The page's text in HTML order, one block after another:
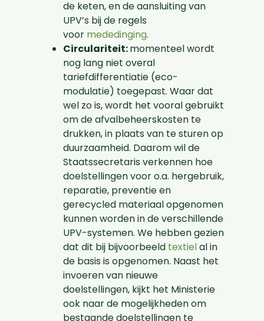
de keten, en de aansluiting van
UPV’s bij de regels
voor mededinging.
Circulariteit:momenteel wordt
nog lang niet overal
tariefdifferentiatie (eco-
modulatie) toegepast. Waar dat
wel zo is, wordt het vooral gebruikt
om de afvalbeheerskosten te
drukken, in plaats van te sturen op
duurzaamheid. Daarom wil de
Staatssecretaris verkennen hoe
doelstellingen voor o.a. hergebruik,
reparatie, preventie en
gerecycled materiaal opgenomen
kunnen worden in de verschillende
UPV-systemen. We hebben gezien
dat dit bij bijvoorbeeld textielal in
de basis is opgenomen. Naast het
invoeren van nieuwe
doelstellingen, kijkt het Ministerie
ook naar de mogelijkheden om
bestaande doelstellingen te